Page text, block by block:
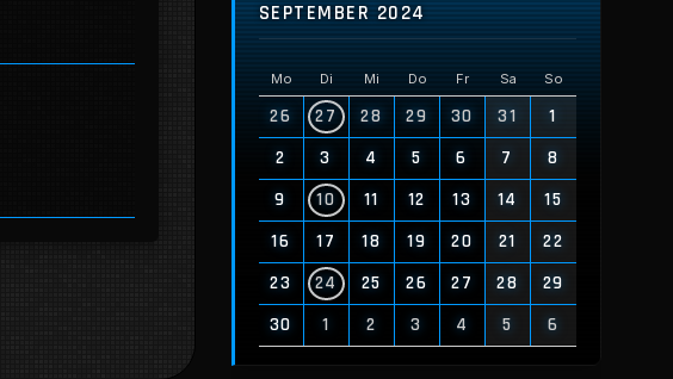
SEPTEMBER 2024
Mo Di Mi Do Fr Sa So
26 27 28 29 30 31
1
2
3 4 5 6 7
8
9
10 11 12 13 14
15
16
17 18 19 20 21
22
23
24 25 26 27 28
29
30
1 2 3 4 5 6